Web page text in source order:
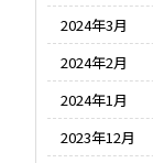
2024年3月
2024年2月
2024年1月
2023年12月